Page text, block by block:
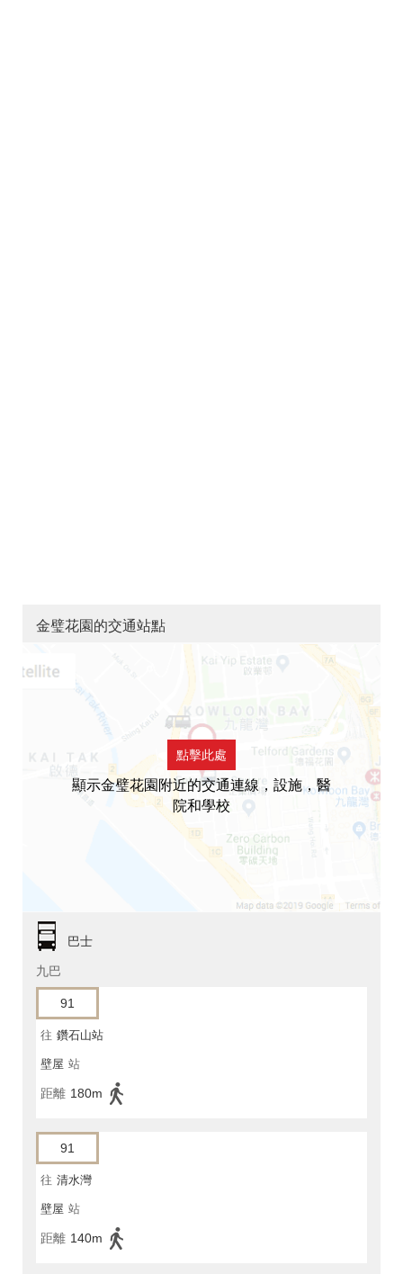
金璧花園的交通站點
點擊此處
顯示金璧花園附近的交通連線，設施，醫
院和學校
巴士
九巴
91
往 鑽石山站
壁屋 站
距離 180m
91
往 清水灣
壁屋 站
距離 140m